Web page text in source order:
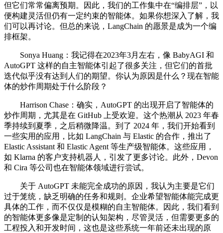
但它们常常偏离预期。因此，我们的工作集中在“编排层”，以
便构建灵活但仍有一定约束的智能体。如果你想深入了解，我
们可以再讨论。但总的来说，LangChain 的愿景是成为一个编
排框架。
Sonya Huang：我记得在2023年3月左右，像 BabyAGI 和
AutoGPT 这样的自主智能体引起了很多关注，但它们的首批
迭代似乎没有达到人们的期望。你认为原因是什么？现在智能
体的炒作周期处于什么阶段？
Harrison Chase：确实，AutoGPT 的出现开启了智能体的
炒作周期，尤其是在 GitHub 上受欢迎。这个热潮从 2023 年春
季持续到夏季，之后稍微降温。到了 2024 年，我们开始看到
一些实用的应用，比如 LangChain 与 Elastic 的合作，推出了
Elastic Assistant 和 Elastic Agent 等生产级智能体。这些应用，
如 Klarna 的客户支持机器人，引发了更多讨论。此外，Devon
和 Cira 等公司也在智能体领域进行尝试。
关于 AutoGPT 未能完全成功的原因，我认为主要是它们
过于笼统，缺乏明确的任务和规则。企业希望智能体能完成更
具体的工作，而不仅仅是模糊的自主智能体。因此，我们看到
的智能体更多像是定制的认知架构，尽管灵活，但需要更多的
工程投入和开发时间，这也是这些系统一年前还未出现的原